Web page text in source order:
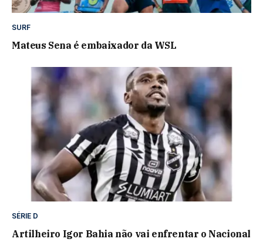
SURF
Mateus Sena é embaixador da WSL
SÉRIE D
Artilheiro Igor Bahia não vai enfrentar o Nacional